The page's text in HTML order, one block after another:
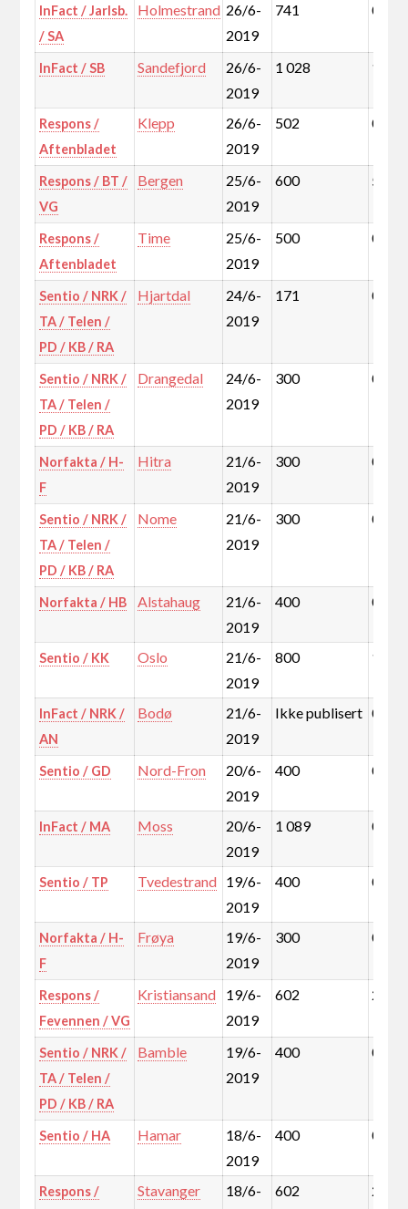
InFact / Jarlsb.
/ SA
Holmestrand 26/6-
2019
741 0,5%
InFact / SB Sandefjord
26/6-
2019
1 028 1,2%
Respons /
Aftenbladet
Klepp
26/6-
2019
502 0,3%
Respons / BT /
VG
Bergen
25/6-
2019
600 5,5%
Respons /
Aftenbladet
Time
25/6-
2019
500 0,4%
Sentio / NRK /
TA / Telen /
PD / KB / RA
Hjartdal
24/6-
2019
171 0,0%
Sentio / NRK /
TA / Telen /
PD / KB / RA
Drangedal
24/6-
2019
300 0,1%
Norfakta / H-
F
Hitra
21/6-
2019
300 0,1%
Sentio / NRK /
TA / Telen /
PD / KB / RA
Nome
21/6-
2019
300 0,1%
Norfakta / HB Alstahaug
21/6-
2019
400 0,1%
Sentio / KK Oslo
21/6-
2019
800
InFact / NRK /
AN
Bodø
21/6-
2019
Ikke publisert 0,9%
Sentio / GD Nord-Fron
20/6-
2019
400 0,1%
InFact / MA Moss
20/6-
2019
1 089 0,9%
Sentio / TP Tvedestrand 19/6-
2019
400 0,1%
Norfakta / H-
F
Frøya
19/6-
2019
300 0,1%
Respons /
Fevennen / VG
Kristiansand
19/6-
2019
602 2,0%
Sentio / NRK /
TA / Telen /
PD / KB / RA
Bamble
19/6-
2019
400 0,3%
Sentio / HA Hamar
18/6-
2019
400 0,7%
Respons / Stavanger
18/6-
602 2,7%